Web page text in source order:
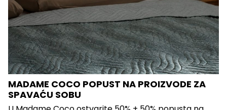
MADAME COCO POPUST NA PROIZVODE ZA
SPAVAĆU SOBU